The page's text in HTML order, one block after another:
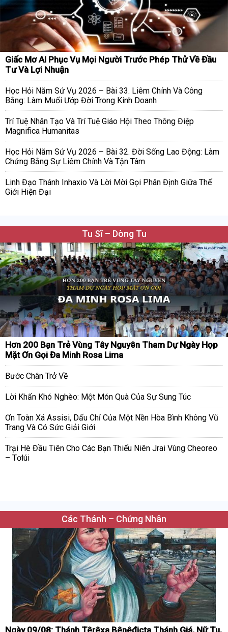
Giấc Mơ AI Phục Vụ Mọi Người Trước Phép Thử Về Đầu
Tư Và Lợi Nhuận
Học Hỏi Năm Sứ Vụ 2026 – Bài 33. Liêm Chính Và Công
Bằng: Làm Muối Ướp Đời Trong Kinh Doanh
Trí Tuệ Nhân Tạo Và Trí Tuệ Giáo Hội Theo Thông Điệp
Magnifica Humanitas
Học Hỏi Năm Sứ Vụ 2026 – Bài 32. Đời Sống Lao Động: Làm
Chứng Bằng Sự Liêm Chính Và Tận Tâm
Linh Đạo Thánh Inhaxio Và Lời Mời Gọi Phân Định Giữa Thế
Giới Hiện Đại
Tu Sĩ – Dòng Tu
Hơn 200 Bạn Trẻ Vùng Tây Nguyên Tham Dự Ngày Họp
Mặt Ơn Gọi Đa Minh Rosa Lima
Bước Chân Trở Về
Lời Khấn Khó Nghèo: Một Món Quà Của Sự Sung Túc
Ơn Toàn Xá Assisi, Dấu Chỉ Của Một Nền Hòa Bình Không Vũ
Trang Và Có Sức Giải Giới
Trại Hè Đầu Tiên Cho Các Bạn Thiếu Niên Jrai Vùng Cheoreo
– Tơlúi
Các Thánh – Chứng Nhân
Ngày 09/08: Thánh Têrêxa Bênêđicta Thánh Giá, Nữ Tu,